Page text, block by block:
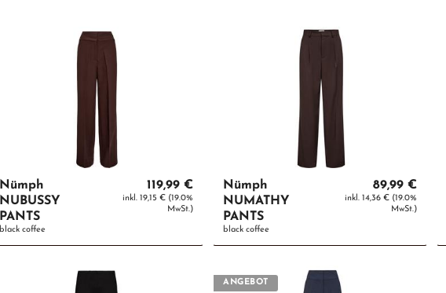
n
:
Nümph
NUBUSSY
PANTS
black coffee
119,99 €
inkl. 19,15 € (19.0%
MwSt.)
Nümph
NUMATHY
PANTS
black coffee
89,99 €
inkl. 14,36 € (19.0%
MwSt.)
ANGEBOT